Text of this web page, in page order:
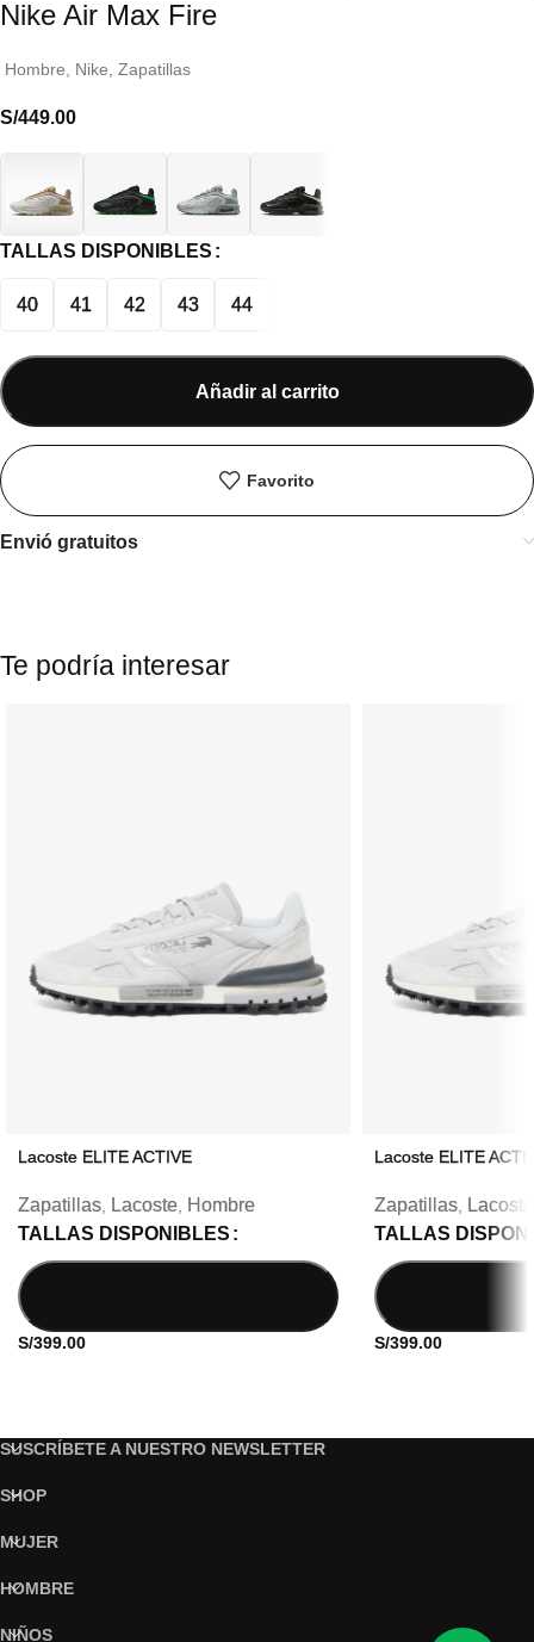
Nike Air Max Fire
Hombre Nike Zapatillas
S/449.00
TALLAS DISPONIBLES
40 41 42 43 44
Añadir al carrito
Favorito
Envió gratuitos
Te podría interesar
Lacoste ELITE ACTIVE
Zapatillas Lacoste
Hombre
TALLAS DISPONIBLES
S/399.00
Lacoste ELITE
Zapatillas, Lacoste
TALLAS
S/399.00
SUSCRÍBETE A NUESTRO NEWSLETTER
SHOP
MUJER
HOMBRE
NIÑOS